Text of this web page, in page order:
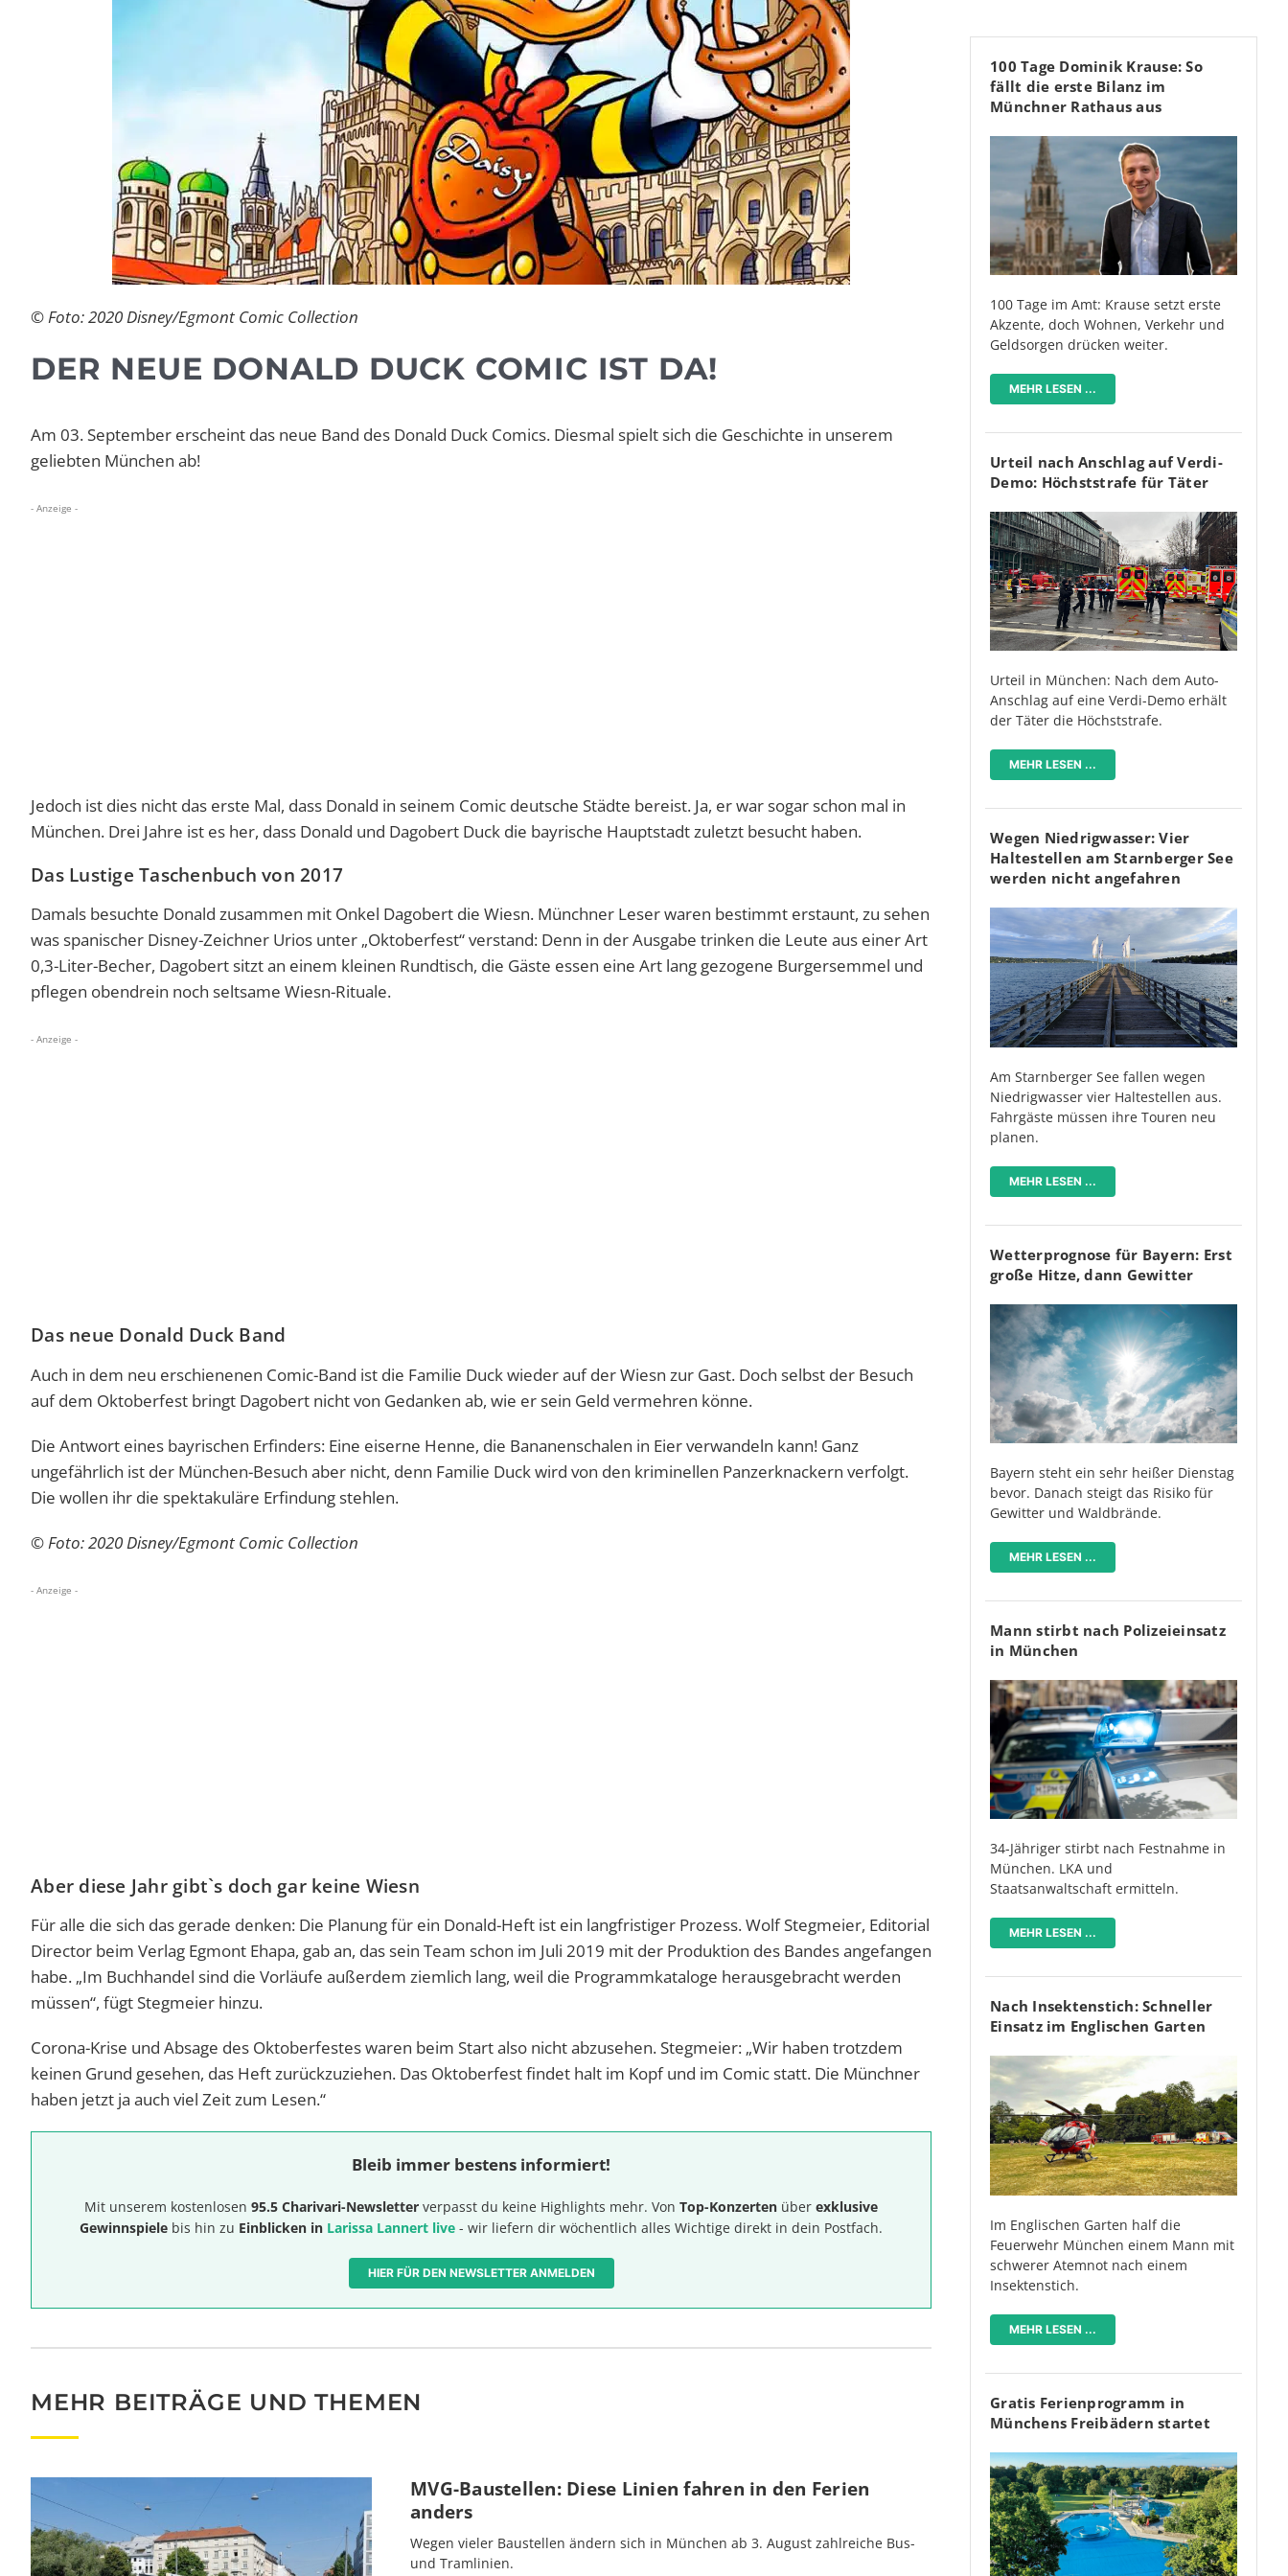
© Foto: 2020 Disney/Egmont Comic Collection
DER NEUE DONALD DUCK COMIC IST DA!
Am 03. September erscheint das neue Band des Donald Duck Comics. Diesmal spielt sich die Geschichte in unserem
geliebten München ab!
- Anzeige -
Jedoch ist dies nicht das erste Mal, dass Donald in seinem Comic deutsche Städte bereist. Ja, er war sogar schon mal in
München. Drei Jahre ist es her, dass Donald und Dagobert Duck die bayrische Hauptstadt zuletzt besucht haben.
Das Lustige Taschenbuch von 2017
Damals besuchte Donald zusammen mit Onkel Dagobert die Wiesn. Münchner Leser waren bestimmt erstaunt, zu sehen
was spanischer Disney-Zeichner Urios unter „Oktoberfest“ verstand: Denn in der Ausgabe trinken die Leute aus einer Art
0,3-Liter-Becher, Dagobert sitzt an einem kleinen Rundtisch, die Gäste essen eine Art lang gezogene Burgersemmel und
pflegen obendrein noch seltsame Wiesn-Rituale.
- Anzeige -
Das neue Donald Duck Band
Auch in dem neu erschienenen Comic-Band ist die Familie Duck wieder auf der Wiesn zur Gast. Doch selbst der Besuch
auf dem Oktoberfest bringt Dagobert nicht von Gedanken ab, wie er sein Geld vermehren könne.
Die Antwort eines bayrischen Erfinders: Eine eiserne Henne, die Bananenschalen in Eier verwandeln kann! Ganz
ungefährlich ist der München-Besuch aber nicht, denn Familie Duck wird von den kriminellen Panzerknackern verfolgt.
Die wollen ihr die spektakuläre Erfindung stehlen.
© Foto: 2020 Disney/Egmont Comic Collection
- Anzeige -
Aber diese Jahr gibt`s doch gar keine Wiesn
Für alle die sich das gerade denken: Die Planung für ein Donald-Heft ist ein langfristiger Prozess. Wolf Stegmeier, Editorial
Director beim Verlag Egmont Ehapa, gab an, das sein Team schon im Juli 2019 mit der Produktion des Bandes angefangen
habe. „Im Buchhandel sind die Vorläufe außerdem ziemlich lang, weil die Programmkataloge herausgebracht werden
müssen“, fügt Stegmeier hinzu.
Corona-Krise und Absage des Oktoberfestes waren beim Start also nicht abzusehen. Stegmeier: „Wir haben trotzdem
keinen Grund gesehen, das Heft zurückzuziehen. Das Oktoberfest findet halt im Kopf und im Comic statt. Die Münchner
haben jetzt ja auch viel Zeit zum Lesen.“
Bleib immer bestens informiert!
Mit unserem kostenlosen 95.5 Charivari-Newsletter verpasst du keine Highlights mehr. Von Top-Konzerten über exklusive
Gewinnspiele bis hin zu Einblicken in Larissa Lannert live - wir liefern dir wöchentlich alles Wichtige direkt in dein Postfach.
HIER FÜR DEN NEWSLETTER ANMELDEN
MEHR BEITRÄGE UND THEMEN
MVG-Baustellen: Diese Linien fahren in den Ferien
anders
Wegen vieler Baustellen ändern sich in München ab 3. August zahlreiche Bus-
und Tramlinien.
100 Tage Dominik Krause: So
fällt die erste Bilanz im
Münchner Rathaus aus
100 Tage im Amt: Krause setzt erste
Akzente, doch Wohnen, Verkehr und
Geldsorgen drücken weiter.
MEHR LESEN ...
Urteil nach Anschlag auf Verdi-
Demo: Höchststrafe für Täter
Urteil in München: Nach dem Auto-
Anschlag auf eine Verdi-Demo erhält
der Täter die Höchststrafe.
MEHR LESEN ...
Wegen Niedrigwasser: Vier
Haltestellen am Starnberger See
werden nicht angefahren
Am Starnberger See fallen wegen
Niedrigwasser vier Haltestellen aus.
Fahrgäste müssen ihre Touren neu
planen.
MEHR LESEN ...
Wetterprognose für Bayern: Erst
große Hitze, dann Gewitter
Bayern steht ein sehr heißer Dienstag
bevor. Danach steigt das Risiko für
Gewitter und Waldbrände.
MEHR LESEN ...
Mann stirbt nach Polizeieinsatz
in München
34-Jähriger stirbt nach Festnahme in
München. LKA und
Staatsanwaltschaft ermitteln.
MEHR LESEN ...
Nach Insektenstich: Schneller
Einsatz im Englischen Garten
Im Englischen Garten half die
Feuerwehr München einem Mann mit
schwerer Atemnot nach einem
Insektenstich.
MEHR LESEN ...
Gratis Ferienprogramm in
Münchens Freibädern startet